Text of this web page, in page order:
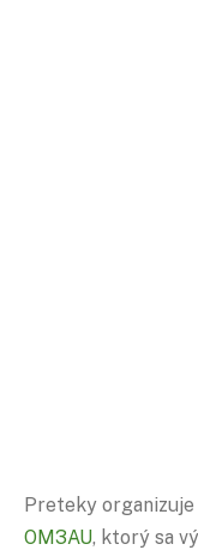
Preteky organizuje
OM3AU, ktorý sa